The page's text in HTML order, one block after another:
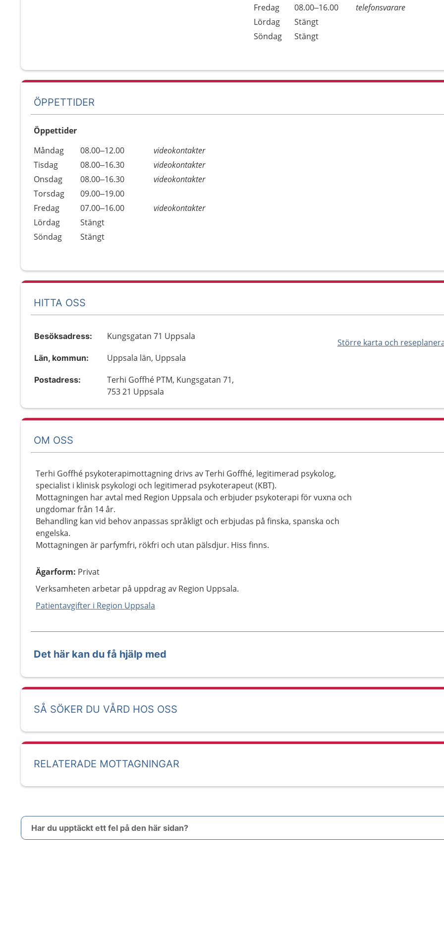
Fredag
08.00–16.00
telefonsvarare
Lördag
Stängt
Söndag
Stängt
ÖPPETTIDER
Öppettider
Dag
Öppettider
Kommentarer
Måndag 08.00–12.00
videokontakter
Tisdag
08.00–16.30
videokontakter
Onsdag
08.00–16.30
videokontakter
Torsdag
09.00–19.00
Fredag
07.00–16.00
videokontakter
Lördag
Stängt
Söndag
Stängt
HITTA OSS
Större karta och
Besöksadress: Kungsgatan 71 Uppsala
Län, kommun: Uppsala län, Uppsala
Postadress:
Terhi Goffhé PTM, Kungsgatan 71,
753 21 Uppsala
OM OSS
Terhi Goffhé psykoterapimottagning drivs av Terhi Goffhé, legitimerad psykolog,
specialist i klinisk psykologi och legitimerad psykoterapeut (KBT).
Mottagningen har avtal med Region Uppsala och erbjuder psykoterapi för vuxna och
ungdomar från 14 år.
Behandling kan vid behov anpassas språkligt och erbjudas på finska, spanska och
engelska.
Mottagningen är parfymfri, rökfri och utan pälsdjur. Hiss finns.
Ägarform: Privat
Verksamheten arbetar på uppdrag av Region Uppsala.
Patientavgifter i Region Uppsala
Det här kan du få hjälp med
SÅ SÖKER DU VÅRD HOS OSS
RELATERADE MOTTAGNINGAR
Har du upptäckt ett fel på den här sidan?